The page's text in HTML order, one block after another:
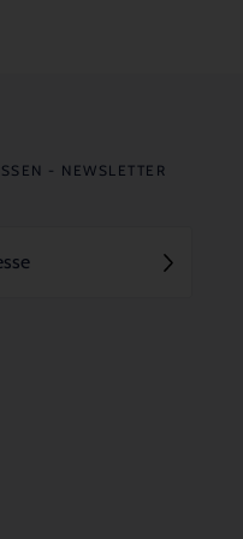
- NEWSLETTER